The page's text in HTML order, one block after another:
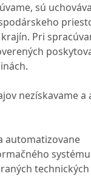
sú
Pri
nezískavame a
automatizovane
systému
technických